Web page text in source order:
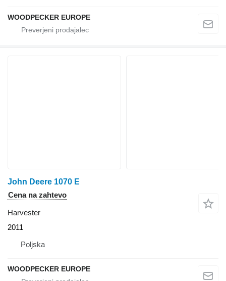
WOODPECKER EUROPE
John Deere 1070 E
Cena na zahtevo
Harvester
2011
Poljska
WOODPECKER EUROPE